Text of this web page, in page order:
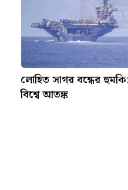
লোহিত সাগর বন্ধের
বিশ্বে আতঙ্ক